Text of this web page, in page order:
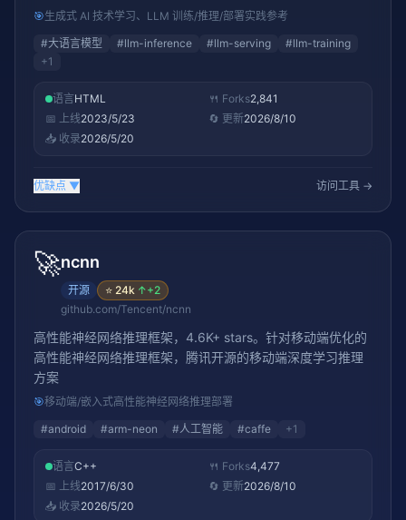
🎯生成式 AI 技术学习、LLM 训练/推理/部署实践参考
#大语言模型 #llm-inference #llm-serving #llm-training
+1
语言HTML 🍴 Forks2,841
📅 上线2023/5/23 🔄 更新2026/8/10
📥 收录2026/5/20
优缺点 ▼ 访问工具 →
🚀ncnn
开源 ⭐ 24k ↑+2
github.com/Tencent/ncnn
高性能神经网络推理框架，4.6K+ stars。针对移动端优化的
高性能神经网络推理框架，腾讯开源的移动端深度学习推理
方案
🎯移动端/嵌入式高性能神经网络推理部署
#android #arm-neon #人工智能 #caffe +1
语言C++ 🍴 Forks4,477
📅 上线2017/6/30 🔄 更新2026/8/10
📥 收录2026/5/20